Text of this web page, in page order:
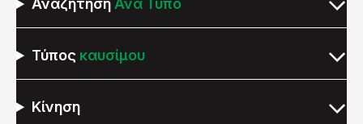
Αναζήτηση Ανά Τύπο
Τύπος καυσίμου
Κίνηση